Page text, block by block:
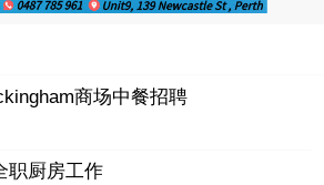
商场中餐招聘
职厨房工作